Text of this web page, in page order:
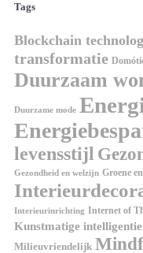
Tags
Blockchain
transformatie
Duurzaam
Duurzame mode
levensstijl
Gezondheid en welzijn Groene
Interieurinrichting Internet of
Kunstmatige intelligentie
Milieuvriendelijk